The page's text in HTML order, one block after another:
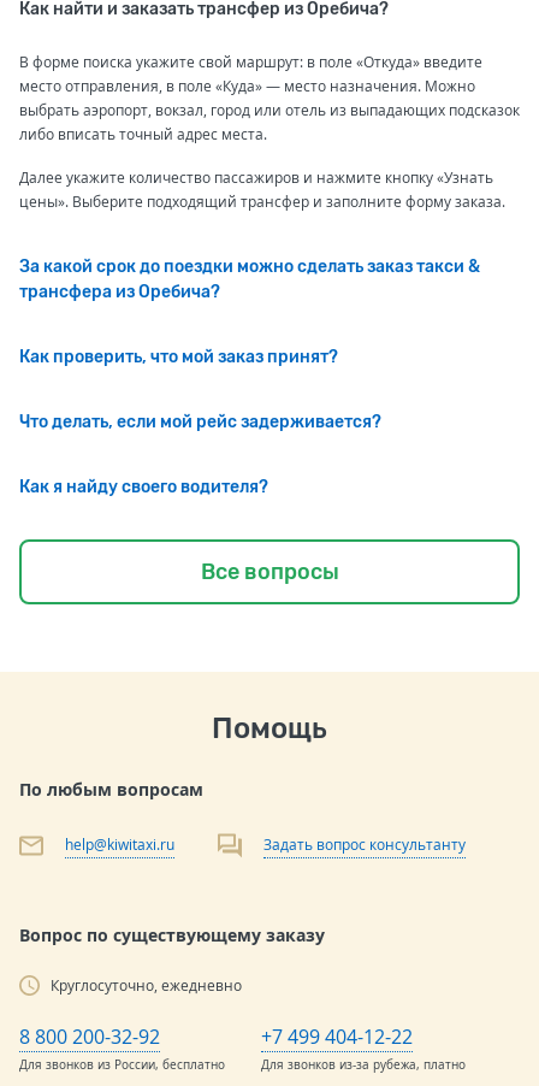
Как найти и заказать трансфер из Оребича?
В форме поиска укажите свой маршрут: в поле «Откуда» введите
место отправления, в поле «Куда» — место назначения. Можно
выбрать аэропорт, вокзал, город или отель из выпадающих подсказок
либо вписать точный адрес места.
Далее укажите количество пассажиров и нажмите кнопку «Узнать
цены». Выберите подходящий трансфер и заполните форму заказа.
За какой срок до поездки можно сделать заказ такси &
трансфера из Оребича?
Как проверить, что мой заказ принят?
Что делать, если мой рейс задерживается?
Как я найду своего водителя?
Все вопросы
Помощь
По любым вопросам
help@kiwitaxi.ru Задать вопрос консультанту
Вопрос по существующему заказу
Круглосуточно, ежедневно
8 800 200-32-92
Для звонков из России, бесплатно
+7 499 404-12-22
Для звонков из-за рубежа, платно